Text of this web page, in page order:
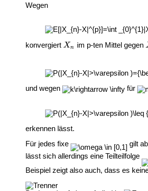
Wegen
konvergiert im p-ten Mittel gegen
und wegen für
erkennen lässt.
Für jedes fixe
gilt
lässt sich allerdings eine Teilteilfolge
Beispiel zeigt also auch, dass es